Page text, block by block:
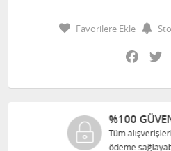
Favorilere Ekle